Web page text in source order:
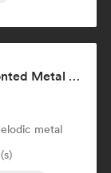
METAL DIVAS – Female-Fronted Metal & Hard Rock (by Livid Media)
metal